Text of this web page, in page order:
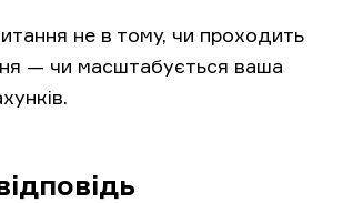
не в тому, чи проходить
— чи масштабується ваша